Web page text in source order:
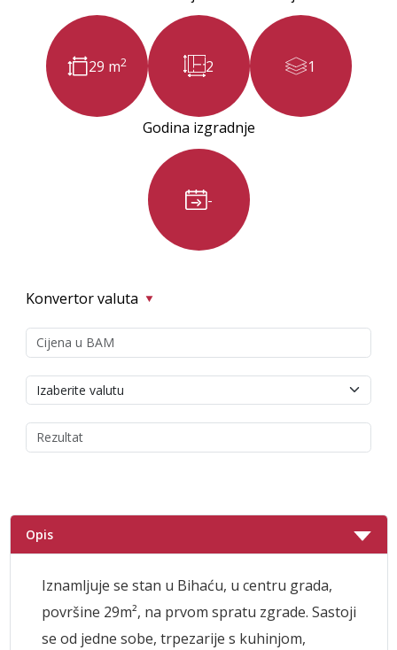
29 m2 2 1
Godina izgradnje
-
Konvertor valuta
Opis
Iznamljuje se stan u Bihaću, u centru grada,
površine 29m², na prvom spratu zgrade. Sastoji
se od jedne sobe, trpezarije s kuhinjom,